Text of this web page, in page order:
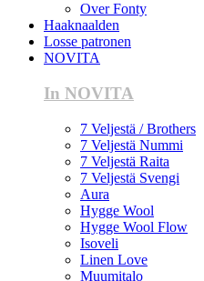
Over Fonty
Haaknaalden
Losse patronen
NOVITA
In NOVITA
7 Veljestä / Brothers
7 Veljestä Nummi
7 Veljestä Raita
7 Veljestä Svengi
Aura
Hygge Wool
Hygge Wool Flow
Isoveli
Linen Love
Muumitalo